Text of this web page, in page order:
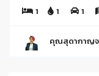
1
1 1
คุณสุดากาญจ